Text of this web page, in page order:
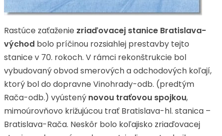
Rastúce zaťaženie zriaďovacej stanice Bratislava-
východ bolo príčinou rozsiahlej prestavby tejto
stanice v 70. rokoch. V rámci rekonštrukcie bol
vybudovaný obvod smerových a odchodových koľají,
ktorý bol do dopravne Vinohrady-odb. (predtým
Rača-odb.) vyústený novou traťovou spojkou,
mimoúrovňovo križujúcou trať Bratislava-hl. stanica –
Bratislava-Rača. Neskôr bolo koľajisko zriaďovacej